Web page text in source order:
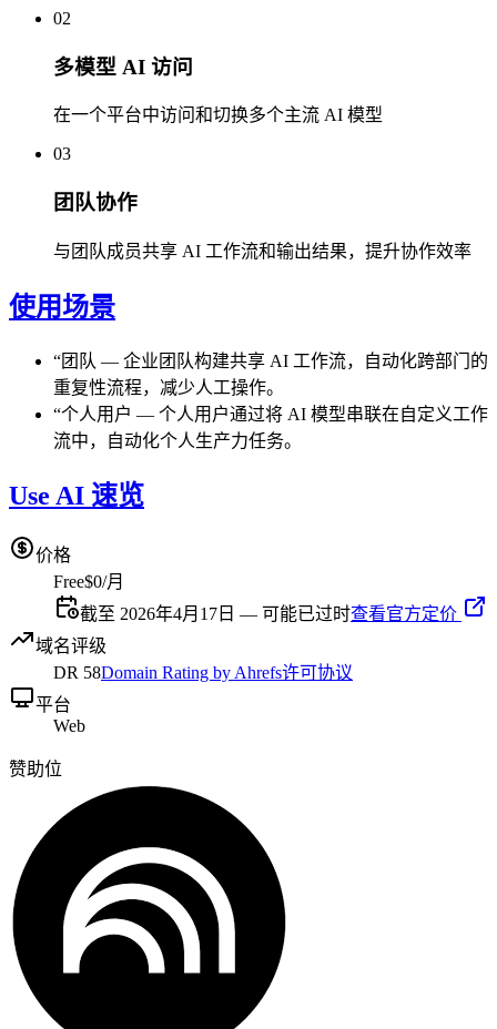
02
多模型 AI 访问
在一个平台中访问和切换多个主流 AI 模型
03
团队协作
与团队成员共享 AI 工作流和输出结果，提升协作效率
使用场景
“团队 — 企业团队构建共享 AI 工作流，自动化跨部门的
重复性流程，减少人工操作。
“个人用户 — 个人用户通过将 AI 模型串联在自定义工作
流中，自动化个人生产力任务。
Use AI 速览
价格
Free$0/月
截至 2026年4月17日 — 可能已过时查看官方定价
域名评级
DR 58Domain Rating by Ahrefs许可协议
平台
Web
赞助位